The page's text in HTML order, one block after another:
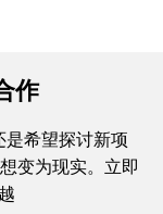
作
希望探讨新项
变为现实。立即